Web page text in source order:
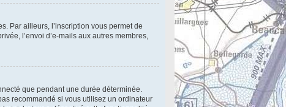
Par ailleurs, l’inscription vous permet de
l’envoi d’e-mails aux autres membres,
que pendant une durée déterminée.
recommandé si vous utilisez un ordinateur